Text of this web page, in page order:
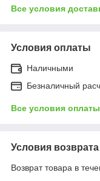
Все условия
Условия оплаты
Наличными
Безналичный
Все условия оплаты
Условия возврата
Возврат товара в